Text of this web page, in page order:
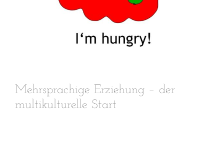
Mehrsprachige Erziehung – der
multikulturelle Start